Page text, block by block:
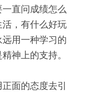
直问成绩怎么
，有什么好玩
用一种学习的
神上的支持。
面的态度去引